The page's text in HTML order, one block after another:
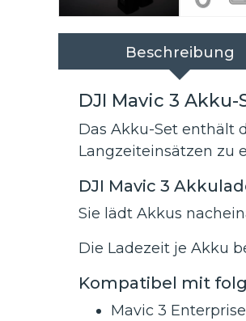
Beschreibung
DJI Mavic 3
Das Akku-Set enthält
Langzeiteinsätzen zu
DJI Mavic 3
Sie lädt Akkus
Die Ladezeit je Akku
Kompatibel mit
Mavic 3